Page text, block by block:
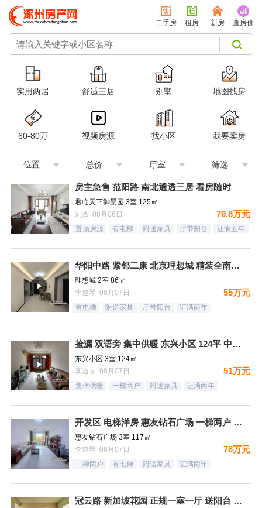
二手房 租房 新房 查房价
实用两居 舒适三居 别墅 地图找房
60-80万 视频房源 找小区 我要卖房
位置 总价 厅室 筛选
房主急售 范阳路 南北通透三居 看房随时
君临天下御景园 3室 125㎡
刘杰 08月06日
79.8万元
置顶房源 有电梯 附送家具 厅带阳台 证满五年
华阳中路 紧邻二康 北京理想城 精装全南两居 采光好 首付8
理想城 2室 86㎡
李道琴 08月07日
55万元
有电梯 附送家具 厅带阳台 证满两年
捡漏 双语旁 集中供暖 东兴小区 124平 中间楼层 四千一
东兴小区 3室 124㎡
李道琴 08月07日
51万元
集体供暖 一梯两户 附送家具 证满两年
开发区 电梯洋房 惠友钻石广场 一梯两户 南北通透 117
惠友钻石广场 3室 117㎡
李道琴 08月07日
78万元
一梯两户 有电梯 附送家具 证满两年
冠云路 新加坡花园 正规一室一厅 送阳台 中间楼层 有钥